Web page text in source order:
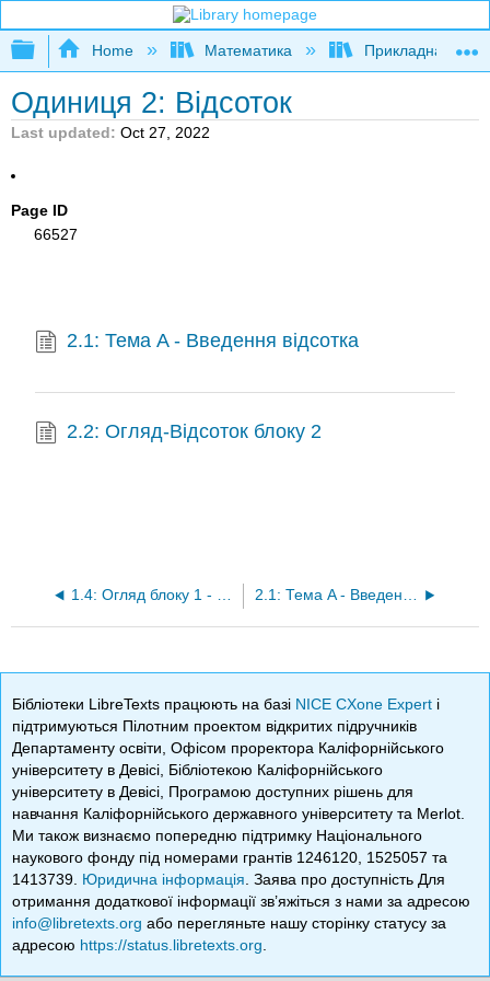
Expand/collapse global hierarchy
Home Математика Прикладна
Одиниця 2: Відсоток
Last updated Oct 27, 2022
Page ID
66527
2.1: Тема A - Введення відсотка
2.2: Огляд-Відсоток блоку 2
1.4: Огляд блоку 1 - співвідношення, ставка та пропорція 2.1: Тема A - Введення відсотка
Бібліотеки LibreTexts працюють на базі NICE CXone Expert і
підтримуються Пілотним проектом відкритих підручників
Департаменту освіти, Офісом проректора Каліфорнійського
університету в Девісі, Бібліотекою Каліфорнійського
університету в Девісі, Програмою доступних рішень для
навчання Каліфорнійського державного університету та Merlot.
Ми також визнаємо попередню підтримку Національного
наукового фонду під номерами грантів 1246120, 1525057 та
1413739. Юридична інформація . Заява про доступність Для
отримання додаткової інформації зв’яжіться з нами за адресою
info@libretexts.org або перегляньте нашу сторінку статусу за
адресою https://status.libretexts.org